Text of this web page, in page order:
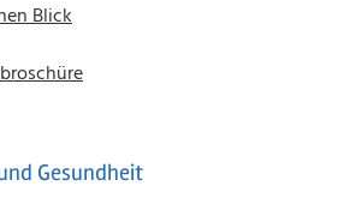
Blick
Gesundheit